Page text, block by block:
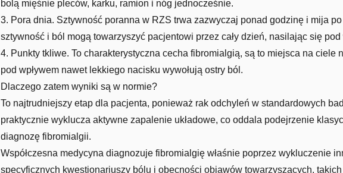
bolą mięśnie pleców, karku, ramion i nóg jednocześnie.
3. Pora dnia. Sztywność poranna w RZS trwa zazwyczaj ponad godzinę i mija
sztywność i ból mogą towarzyszyć pacjentowi przez cały dzień, nasilając się
4. Punkty tkliwe. To charakterystyczna cecha fibromialgią, są to miejsca na ciele
pod wpływem nawet lekkiego nacisku wywołują ostry ból.
Dlaczego zatem wyniki są w normie?
To najtrudniejszy etap dla pacjenta, ponieważ rak odchyleń w standardowych
praktycznie wyklucza aktywne zapalenie układowe, co oddala podejrzenie
diagnozę fibromialgii.
Współczesna medycyna diagnozuje fibromialgię właśnie poprzez wykluczenie
specyficznych kwestionariuszy bólu i obecności objawów towarzyszących, takich